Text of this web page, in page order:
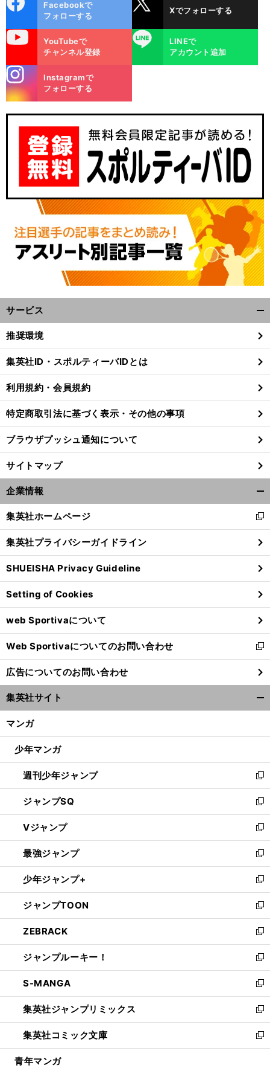
ok
Facebookで
フォローする
Xでフォローする
YouTubeで
チャンネル登録
LINE
LINEで
アカウント追加
m
Instagramで
フォローする
サービス
閉
る
推奨環境
集英社ID・スポルティーバIDとは
利用規約・会員規約
特定商取引法に基づく表示・その他の事項
ブラウザプッシュ通知について
サイトマップ
企業情報
閉
る
集英社ホームページ
新
し
い
ウ
ィ
ン
ド
ウ
で
開
く
集英社プライバシーガイドライン
SHUEISHA Privacy Guideline
Setting of Cookies
web Sportivaについて
Web Sportivaについてのお問い合わせ
新
し
い
ウ
ィ
ン
ウ
開
く
広告についてのお問い合わせ
集英社サイト
マンガ
少年マンガ
週刊少年ジャンプ
新
し
い
ウ
ィ
ン
ド
ウ
で
開
く
ジャンプSQ
新
し
い
ウ
ィ
ン
ド
ウ
で
開
く
Vジャンプ
新
し
い
ウ
ィ
ン
ド
ウ
で
開
く
最強ジャンプ
新
し
い
ウ
ィ
ン
ド
ウ
で
開
く
少年ジャンプ+
新
し
い
ウ
ィ
ン
ド
ウ
で
開
く
ジャンプTOON
新
し
い
ウ
ィ
ン
ド
ウ
で
開
く
ZEBRACK
新
し
い
ウ
ィ
ン
ド
ウ
で
開
ジャンプルーキー！
新
し
い
ウ
ィ
ン
ド
ウ
S-MANGA
新
し
い
ウ
ィ
ン
集英社ジャンプリミックス
新
し
い
ウ
集英社コミック文庫
新
し
青年マンガ